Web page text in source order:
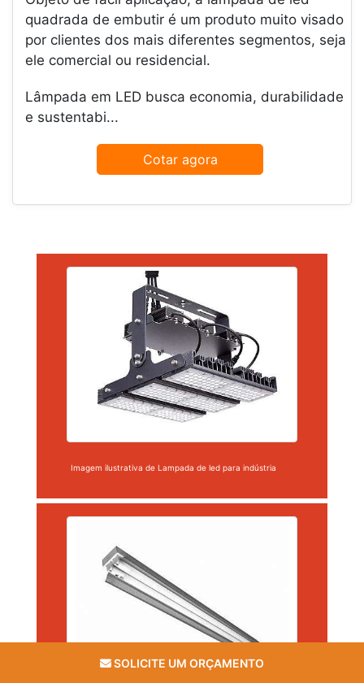
quadrada de embutir é um produto muito visado
por clientes dos mais diferentes segmentos, seja
ele comercial ou residencial.
Lâmpada em LED busca economia, durabilidade
e sustentabi...
Cotar agora
Imagem ilustrativa de Lampada de led para indústria
SOLICITE UM ORÇAMENTO